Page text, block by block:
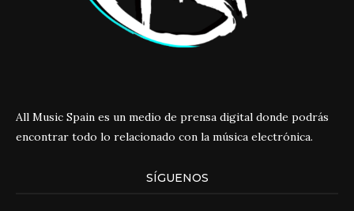
All Music Spain es un medio de prensa digital donde podrás
encontrar todo lo relacionado con la música electrónica.
SÍGUENOS